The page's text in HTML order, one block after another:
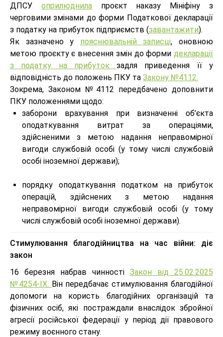
ДПСУ оприлюднилапроєкт наказу Мініфіну з
черговими змінами до форми Податкової декларації
з податку на прибуток підприємств (завантажити).
Як зазначено у пояснювальній записці, оновною
метою проєкту є внесення змін до форми декларації
з податку на прибутокзадля приведення її у
відповідність до положень ПКУ та Закону №4112.
Зокрема, Законом №4112 передбачено доповнити
ПКУ положеннями щодо:
заборони врахування при визначенні об’єкта
оподаткування витрат за операціями,
здійсненими з метою надання неправомірної
вигоди службовій особі (у тому числі службовій
особі іноземної держави);
порядку оподаткування податком на прибуток
операцій, здійснених з метою надання
неправомірної вигоди службовій особі (у тому
числі службовій особі іноземної держави).
Стимулювання благодійництва на час війни: діє
закон
16 березня набрав чинності Закон від 25.02.2025
№4254-ІХ. Він передбачає стимулювання благодійної
допомоги на користь благодійних організацій та
фізичних осіб, які постраждали внаслідок збройної
агресії російської федерації у період дії правового
режиму воєнного стану.